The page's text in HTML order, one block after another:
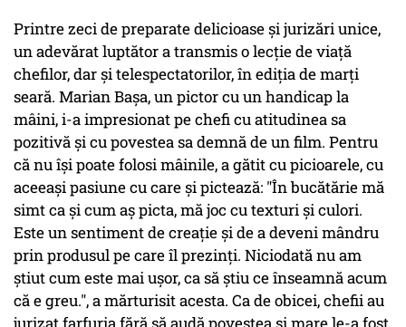
Printre zeci de preparate delicioase și jurizări unice,
un adevărat luptător a transmis o lecție de viață
chefilor, dar și telespectatorilor, în ediția de marți
seară. Marian Bașa, un pictor cu un handicap la
mâini, i-a impresionat pe chefi cu atitudinea sa
pozitivă și cu povestea sa demnă de un film. Pentru
că nu își poate folosi mâinile, a gătit cu picioarele, cu
aceeași pasiune cu care și pictează: "În bucătărie mă
simt ca și cum aș picta, mă joc cu texturi și culori.
Este un sentiment de creație și de a deveni mândru
prin produsul pe care îl prezinți. Niciodată nu am
știut cum este mai ușor, ca să știu ce înseamnă acum
că e greu.", a mărturisit acesta. Ca de obicei, chefii au